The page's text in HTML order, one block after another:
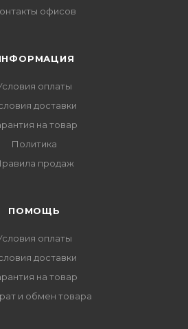
офисов
оплаты
доставки
на товар
Политика
продаж
ПОМОЩЬ
оплаты
доставки
на товар
и обмен товара